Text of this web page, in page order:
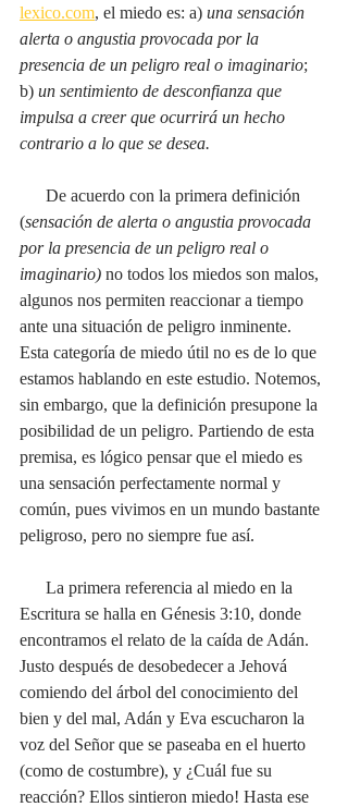
lexico.com, el miedo es: a) una sensación
alerta o angustia provocada por la
presencia de un peligro real o imaginario;
b) un sentimiento de desconfianza que
impulsa a creer que ocurrirá un hecho
contrario a lo que se desea.
  De acuerdo con la primera definición
(sensación de alerta o angustia provocada
por la presencia de un peligro real o
imaginario) no todos los miedos son malos,
algunos nos permiten reaccionar a tiempo
ante una situación de peligro inminente.
Esta categoría de miedo útil no es de lo que
estamos hablando en este estudio. Notemos,
sin embargo, que la definición presupone la
posibilidad de un peligro. Partiendo de esta
premisa, es lógico pensar que el miedo es
una sensación perfectamente normal y
común, pues vivimos en un mundo bastante
peligroso, pero no siempre fue así.
Escritura se halla en Génesis 3:10, donde
encontramos el relato de la caída de Adán.
Justo después de desobedecer a Jehová
comiendo del árbol del conocimiento del
bien y del mal, Adán y Eva escucharon la
voz del Señor que se paseaba en el huerto
(como de costumbre), y ¿Cuál fue su
reacción? Ellos sintieron miedo! Hasta ese